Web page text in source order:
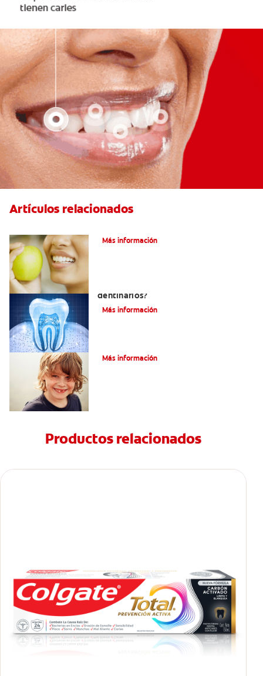
Artículos relacionados
Más información
dentinarios?
Más información
Más información
Productos relacionados